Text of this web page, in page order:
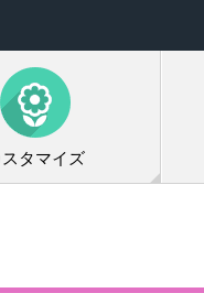
スタマイズ